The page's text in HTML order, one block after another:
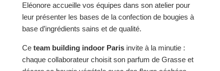
Eléonore accueille vos équipes dans son atelier pour
leur présenter les bases de la confection de bougies à
base d’ingrédients sains et de qualité.
Ce team building indoor Paris invite à la minutie :
chaque collaborateur choisit son parfum de Grasse et